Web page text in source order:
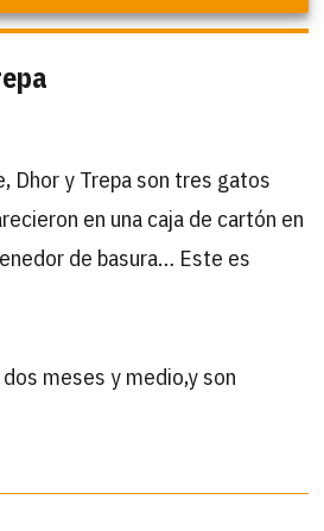
Dhor y Trepa son tres gatos
en una caja de cartón en
de basura… Este es
meses y medio,y son